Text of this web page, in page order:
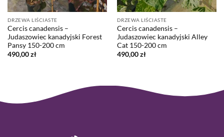
DRZEWA LIŚCIASTE
Cercis canadensis –
Judaszowiec kanadyjski Forest
Pansy 150-200 cm
490,00zł
DRZEWA LIŚCIASTE
Cercis canadensis –
Judaszowiec kanadyjski Alley
Cat 150-200 cm
490,00zł